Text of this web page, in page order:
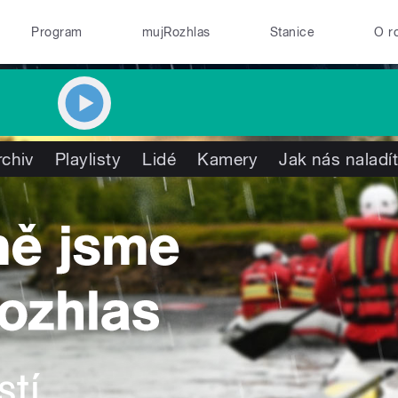
Program mujRozhlas Stanice O
Playlisty Lidé Kamery Jak nás